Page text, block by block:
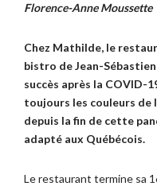
Florence-Anne Moussette
Chez Mathilde, le
bistro de Jean-
succès après la COVID-
toujours les couleurs de
depuis la fin de cette
adapté aux Québécois.
Le restaurant termine sa